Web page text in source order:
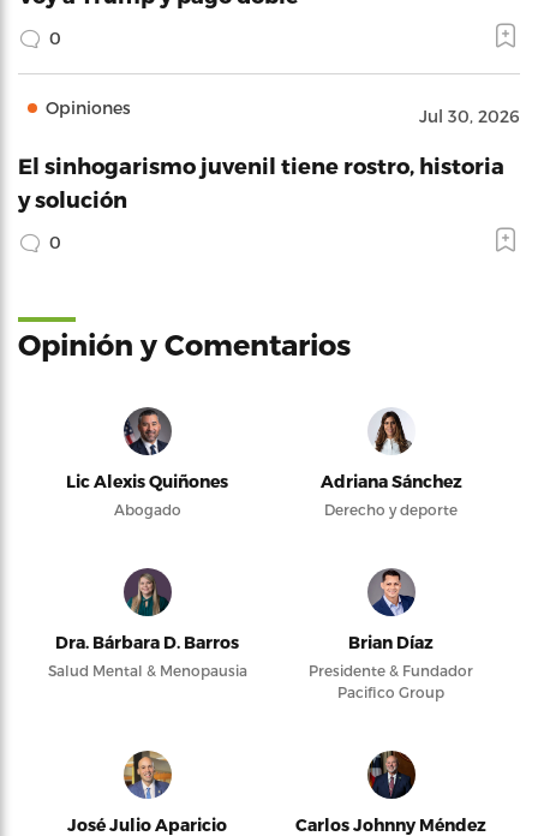
0
Opiniones Jul 30, 2026
El sinhogarismo juvenil tiene rostro, historia
y solución
0
Opinión y Comentarios
Lic Alexis Quiñones
Abogado
Adriana Sánchez
Derecho y deporte
Dra. Bárbara D. Barros
Salud Mental & Menopausia
Brian Díaz
Presidente & Fundador
Pacifico Group
José Julio Aparicio
Carlos Johnny Méndez